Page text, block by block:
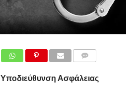
Υποδιεύθυνση Ασφάλειας